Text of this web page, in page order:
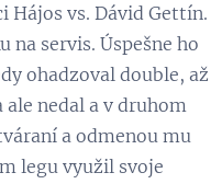
Hájos vs. Dávid Gettín.
na servis. Úspešne ho
ohadzoval double, až
nedal a v druhom
a odmenou mu
legu využil svoje